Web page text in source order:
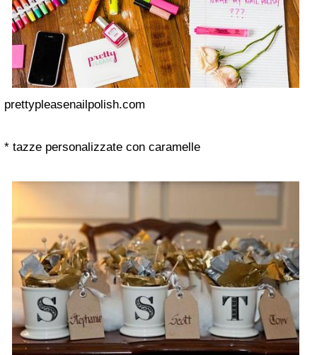
prettypleasenailpolish.com
* tazze personalizzate con caramelle